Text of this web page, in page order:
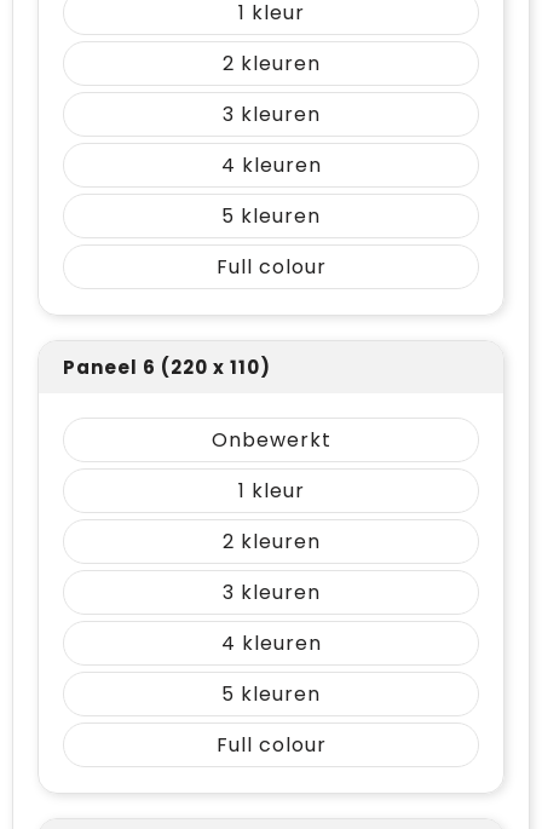
1
2
3
4
5
Full colour
Paneel 6 (220 x 110)
Onbewerkt
1
2
3
4
5
Full colour